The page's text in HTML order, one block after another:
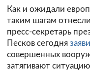
Как и ожидали
таким шагам
пресс-секретарь
Песков сегодня
совершенных
затягивают